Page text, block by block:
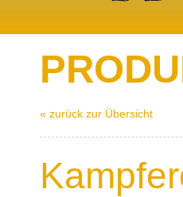
« zurück zur Übersicht